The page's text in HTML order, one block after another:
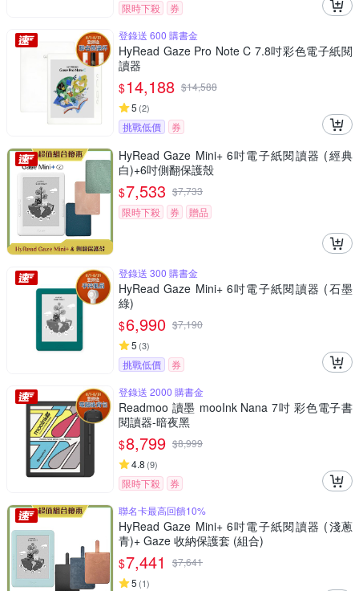
限時下殺
券
登錄送 600 購書金
HyRead Gaze Pro Note C 7.8吋彩色電子紙閱
讀器
$14,188 $14,588
5 (2)
挑戰低價 券
HyRead Gaze Mini+ 6吋電子紙閱讀器 (經典
白)+6吋側翻保護殼
$7,533 $7,733
限時下殺
券 贈品
登錄送 300 購書金
HyRead Gaze Mini+ 6吋電子紙閱讀器 (石墨
綠)
$6,990 $7,190
5 (3)
挑戰低價
券
登錄送 2000 購書金
Readmoo 讀墨 mooInk Nana 7吋 彩色電子書
閱讀器-暗夜黑
$8,799 $8,999
4.8 (9)
限時下殺
券
聯名卡最高回饋10%
HyRead Gaze Mini+ 6吋電子紙閱讀器 (淺蔥
青)+ Gaze 收納保護套 (組合)
$7,441 $7,641
5 (1)